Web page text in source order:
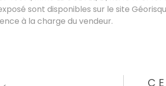
sont disponibles sur le site
à la charge du vendeur.